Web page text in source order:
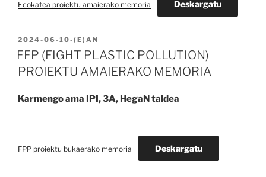
Ecokafea proiektu amaierako memoria Deskargatu
2024-06-10-(E)AN
FFP (FIGHT PLASTIC POLLUTION)
PROIEKTU AMAIERAKO MEMORIA
Karmengo ama IPI, 3A, HegaN taldea
FPP proiektu bukaerako memoria Deskargatu